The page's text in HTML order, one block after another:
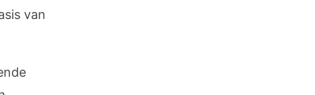
van